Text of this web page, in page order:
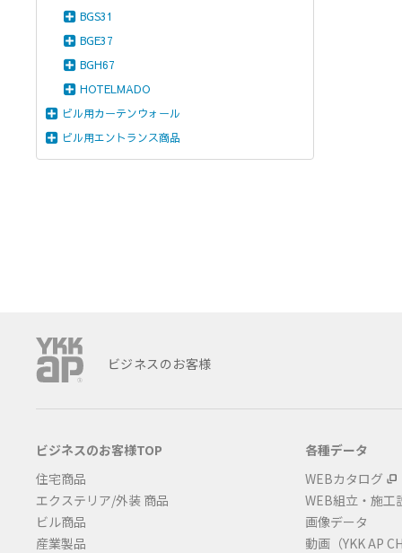
BGS31
BGE37
BGH67
HOTELMADO
ビル用カーテンウォール
ビル用エントランス商品
ビジネスのお客様
ビジネスのお客様TOP
住宅商品
エクステリア/外装 商品
ビル商品
産業製品
各種データ
WEBカタログ
WEB組立・施工
画像データ
動画（YKK AP